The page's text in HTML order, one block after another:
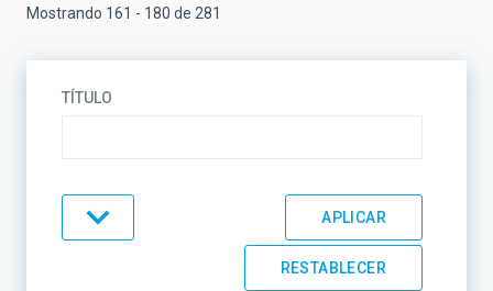
Mostrando 161 - 180 de 281
TÍTULO